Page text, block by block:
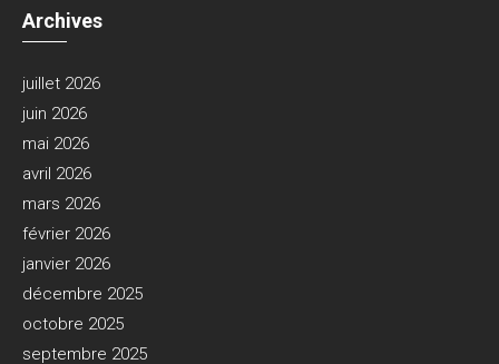
Archives
juillet 2026
juin 2026
mai 2026
avril 2026
mars 2026
février 2026
janvier 2026
décembre 2025
octobre 2025
septembre 2025